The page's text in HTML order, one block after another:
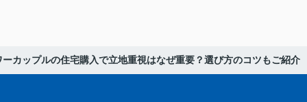
ーカップルの住宅購入で立地重視はなぜ重要？選び方のコツもご紹介